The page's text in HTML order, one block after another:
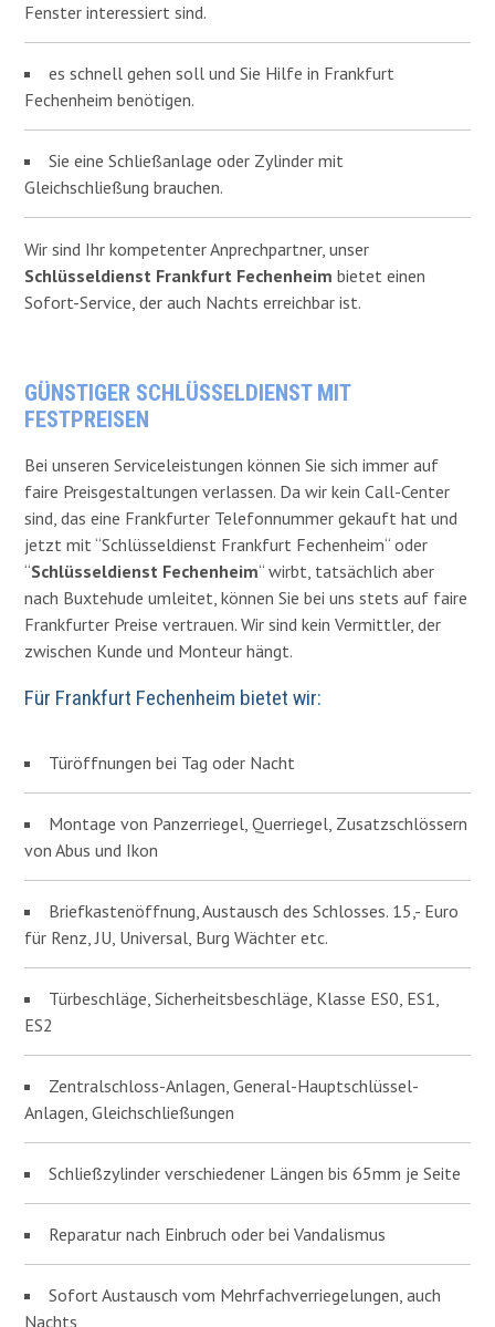
Fenster interessiert sind.
es schnell gehen soll und Sie Hilfe in Frankfurt
Fechenheim benötigen.
Sie eine Schließanlage oder Zylinder mit
Gleichschließung brauchen.
Wir sind Ihr kompetenter Anprechpartner, unser
Schlüsseldienst Frankfurt Fechenheim bietet einen
Sofort-Service, der auch Nachts erreichbar ist.
GÜNSTIGER SCHLÜSSELDIENST MIT
FESTPREISEN
Bei unseren Serviceleistungen können Sie sich immer auf
faire Preisgestaltungen verlassen. Da wir kein Call-Center
sind, das eine Frankfurter Telefonnummer gekauft hat und
jetzt mit “Schlüsseldienst Frankfurt Fechenheim“ oder
“Schlüsseldienst Fechenheim“ wirbt, tatsächlich aber
nach Buxtehude umleitet, können Sie bei uns stets auf faire
Frankfurter Preise vertrauen.Wir sind kein Vermittler, der
zwischen Kunde und Monteur hängt.
Für Frankfurt Fechenheim bietet wir:
Türöffnungen bei Tag oder Nacht
Montage von Panzerriegel, Querriegel, Zusatzschlössern
von Abus und Ikon
Briefkastenöffnung, Austausch des Schlosses. 15,- Euro
für Renz, JU, Universal, Burg Wächter etc.
Türbeschläge, Sicherheitsbeschläge, Klasse ES0, ES1,
ES2
Zentralschloss-Anlagen, General-Hauptschlüssel-
Anlagen, Gleichschließungen
Schließzylinder verschiedener Längen bis 65mm je Seite
Reparatur nach Einbruch oder bei Vandalismus
Sofort Austausch vom Mehrfachverriegelungen, auch
Nachts